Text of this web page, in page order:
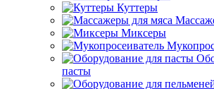
Куттеры
Миксеры
пасты